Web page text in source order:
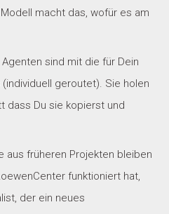
macht das, wofür es am
sind mit die für Dein
geroutet). Sie holen
dass Du sie kopierst und
aus früheren Projekten bleiben
funktioniert hat,
der ein neues